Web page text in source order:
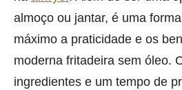
almoço ou jantar, é uma
máximo a praticidade e os
moderna fritadeira sem óleo.
ingredientes e um tempo de